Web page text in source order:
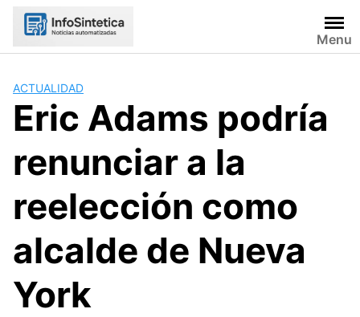
Skip
Menu
ACTUALIDAD
Eric Adams podría
renunciar a la
reelección como
alcalde de Nueva
York